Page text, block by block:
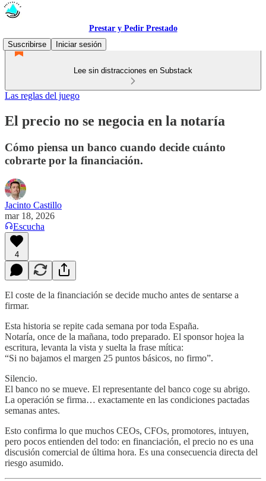
Prestar y Pedir Prestado
Suscribirse
Iniciar sesión
Lee sin distracciones en Substack
Las reglas del juego
El precio no se negocia en la notaría
Cómo piensa un banco cuando decide cuánto
cobrarte por la financiación.
Jacinto Castillo
mar 18, 2026
Escucha
4
El coste de la financiación se decide mucho antes de sentarse a
firmar.
Esta historia se repite cada semana por toda España.
Notaría, once de la mañana, todo preparado. El sponsor hojea la
escritura, levanta la vista y suelta la frase mítica:
“Si no bajamos el margen 25 puntos básicos, no firmo”.
Silencio.
El banco no se mueve. El representante del banco coge su abrigo.
La operación se firma… exactamente en las condiciones pactadas
semanas antes.
Esto confirma lo que muchos CEOs, CFOs, promotores, intuyen,
pero pocos entienden del todo: en financiación, el precio no es una
discusión comercial de última hora. Es una consecuencia directa del
riesgo asumido.